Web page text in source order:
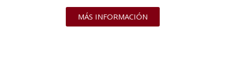
MÁS INFORMACIÓN